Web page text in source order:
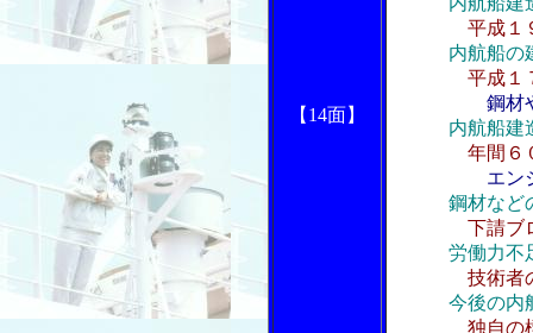
【14面】
平成１
内航船の
平成１
鋼材
内航船建
年間６
エン
鋼材など
下請ブ
労働力不
技術者
今後の内
独自の